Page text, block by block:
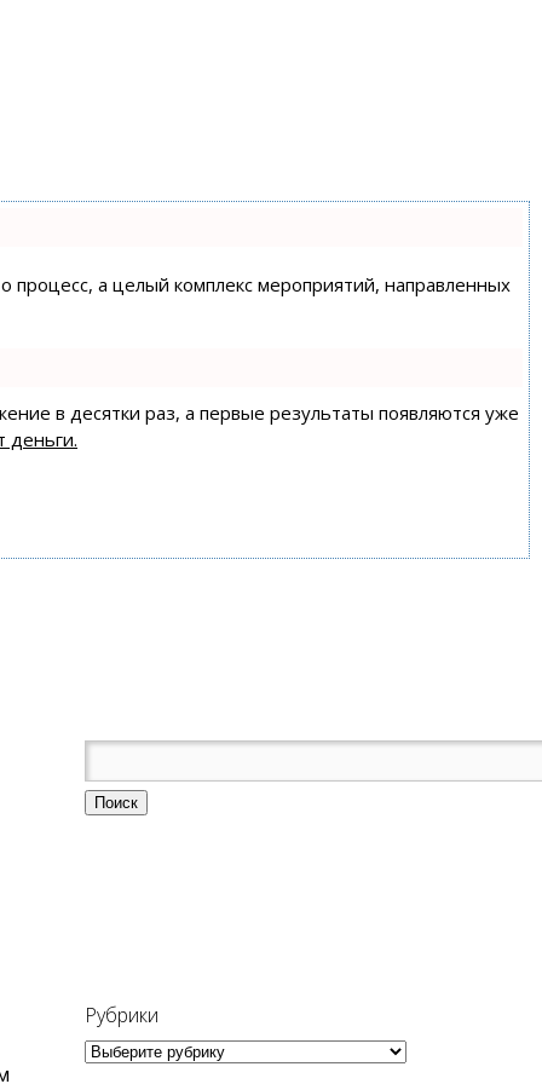
процесс, а целый комплекс мероприятий, направленных
в десятки раз, а первые результаты появляются уже
деньги.
Рубрики
Рубрики